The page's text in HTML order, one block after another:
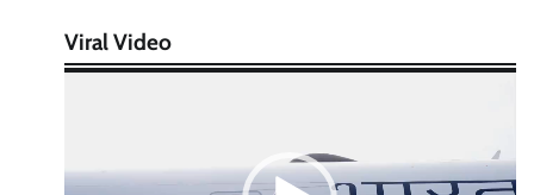
Viral Video